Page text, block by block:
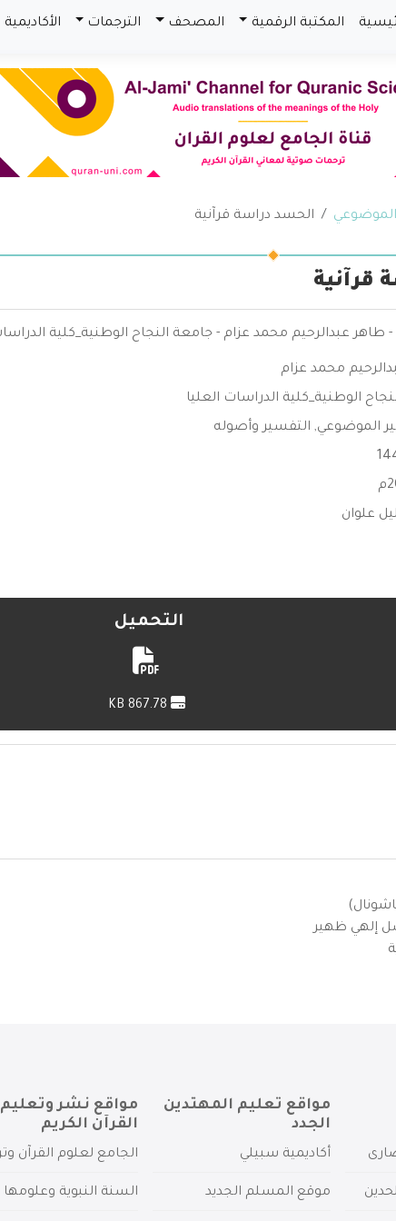
المكتبة الرقمية المصحف الترجمات الأكاديمية
الحسد دراسة قرآنية
قرآنية
طاهر عبدالرحيم محمد عزام - جامعة النجاح الوطنية_كلية
محمد عزام
الوطنية_كلية الدراسات العليا
الموضوعي, التفسير وأصوله
علوان
التحميل
إلهي ظهير
مواقع تعليم المهتدين
الجدد
أكاديمية سبيلي
موقع المسلم الجديد
مواقع نشر وتعليم
القرآن الكريم
الجامع لعلوم القرآن
السنة النبوية وعلومها